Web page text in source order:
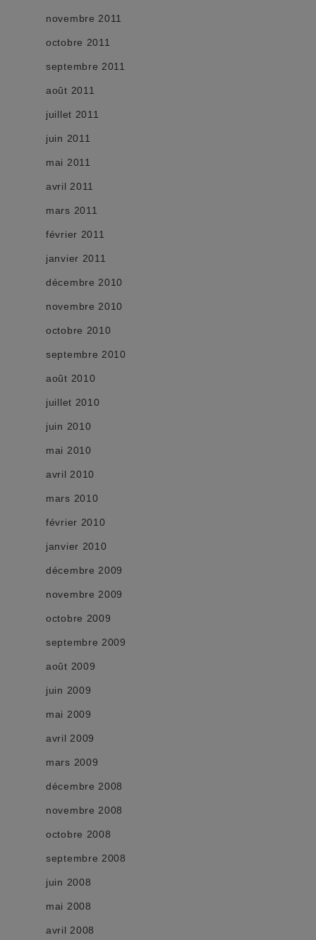
novembre 2011
octobre 2011
septembre 2011
août 2011
juillet 2011
juin 2011
mai 2011
avril 2011
mars 2011
février 2011
janvier 2011
décembre 2010
novembre 2010
octobre 2010
septembre 2010
août 2010
juillet 2010
juin 2010
mai 2010
avril 2010
mars 2010
février 2010
janvier 2010
décembre 2009
novembre 2009
octobre 2009
septembre 2009
août 2009
juin 2009
mai 2009
avril 2009
mars 2009
décembre 2008
novembre 2008
octobre 2008
septembre 2008
juin 2008
mai 2008
avril 2008